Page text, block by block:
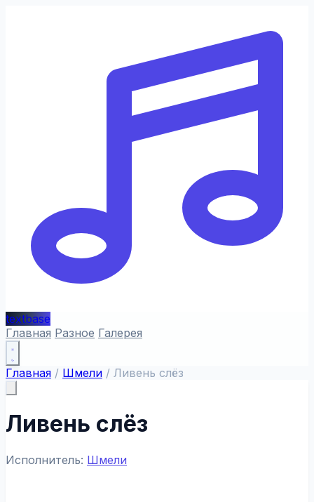
textbase
Главная Разное Галерея
Главная / Шмели / Ливень слёз
Ливень слёз
Исполнитель: Шмели